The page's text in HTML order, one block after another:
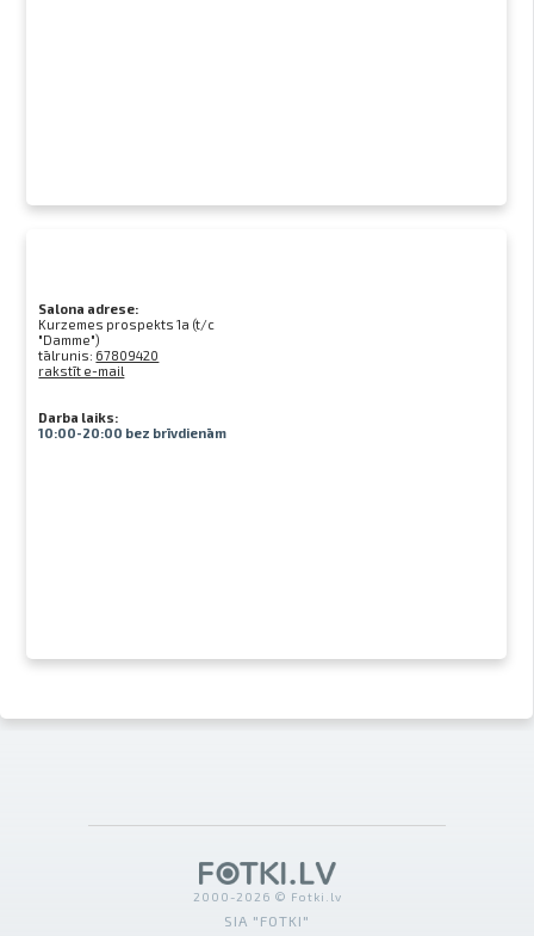
Salona adrese:
Kurzemes prospekts 1a (t/c
"Damme")
tālrunis: 67809420
rakstīt e-mail
Darba laiks:
10:00-20:00 bez brīvdienām
2000-2026 © Fotki.lv
SIA "FOTKI"